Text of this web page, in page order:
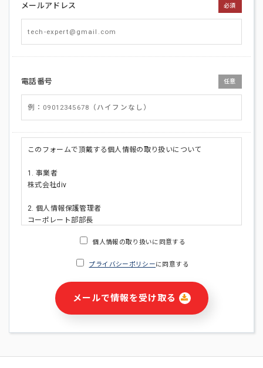
メールアドレス 必須
電話番号 任意
このフォームで頂戴する個人情報の取り扱いについて
1. 事業者
株式会社div
2. 個人情報保護管理者
コーポレート部部長
・ご請求された資料の送付のため
・本サービス及び本サービスに関連する情報(当社及び第三者の
サービス又は商品等の広告配信・宣伝を含みますが、それらに
個人情報の取り扱いに同意する
プライバシーポリシーに同意する
メールで情報を受け取る